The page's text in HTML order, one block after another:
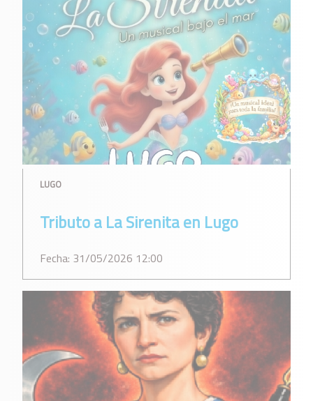
LUGO
Tributo a La Sirenita en Lugo
Fecha: 31/05/2026 12:00